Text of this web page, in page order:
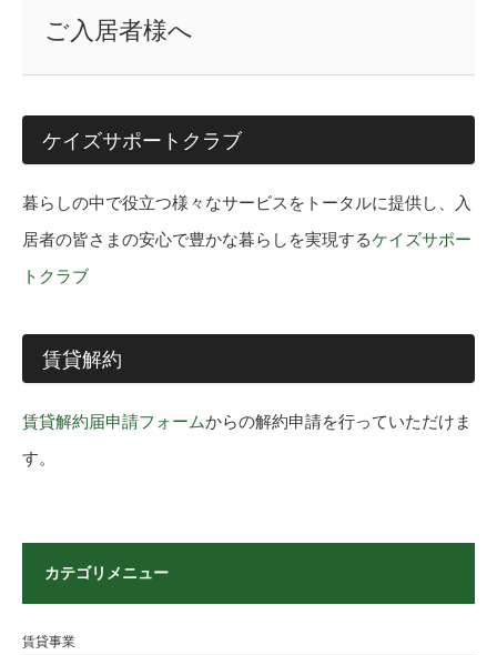
ご入居者様へ
ケイズサポートクラブ
暮らしの中で役立つ様々なサービスをトータルに提供し、入
居者の皆さまの安心で豊かな暮らしを実現するケイズサポー
トクラブ
賃貸解約
賃貸解約届申請フォームからの解約申請を行っていただけま
す。
カテゴリメニュー
賃貸事業